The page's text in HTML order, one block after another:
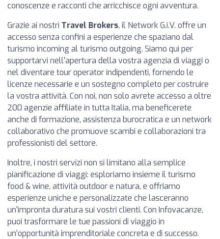
conoscenze e racconti che arricchisce ogni avventura.
Grazie ai nostri Travel Brokers, il Network G.i.V. offre un
accesso senza confini a esperienze che spaziano dal
turismo incoming al turismo outgoing. Siamo qui per
supportarvi nell'apertura della vostra agenzia di viaggi o
nel diventare tour operator indipendenti, fornendo le
licenze necessarie e un sostegno completo per costruire
la vostra attività. Con noi, non solo avrete accesso a oltre
200 agenzie affiliate in tutta Italia, ma beneficerete
anche di formazione, assistenza burocratica e un network
collaborativo che promuove scambi e collaborazioni tra
professionisti del settore.
Inoltre, i nostri servizi non si limitano alla semplice
pianificazione di viaggi: esploriamo insieme il turismo
food & wine, attività outdoor e natura, e offriamo
esperienze uniche e personalizzate che lasceranno
un'impronta duratura sui vostri clienti. Con Infovacanze,
puoi trasformare le tue passioni di viaggio in
un’opportunità imprenditoriale concreta e di successo.